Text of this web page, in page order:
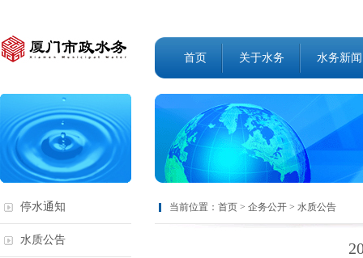
首页 关于水务 水务新闻
停水通知
水质公告
当前位置： 首页 > 企务公开 > 水质公告